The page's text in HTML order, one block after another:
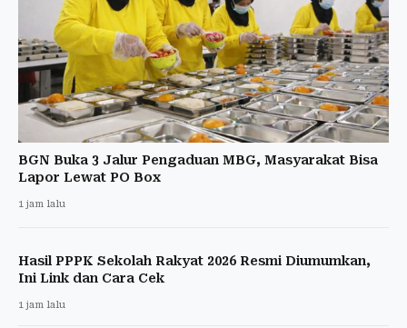
BGN Buka 3 Jalur Pengaduan MBG, Masyarakat Bisa
Lapor Lewat PO Box
1 jam lalu
Hasil PPPK Sekolah Rakyat 2026 Resmi Diumumkan,
Ini Link dan Cara Cek
1 jam lalu